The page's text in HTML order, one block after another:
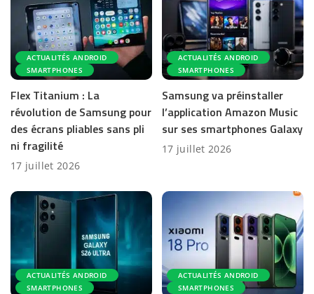
ACTUALITÉS ANDROID
SMARTPHONES
Flex Titanium : La
révolution de Samsung pour
des écrans pliables sans pli
ni fragilité
17 juillet 2026
ACTUALITÉS ANDROID
SMARTPHONES
Samsung va préinstaller
l’application Amazon Music
sur ses smartphones Galaxy
17 juillet 2026
ACTUALITÉS ANDROID
SMARTPHONES
ACTUALITÉS ANDROID
SMARTPHONES